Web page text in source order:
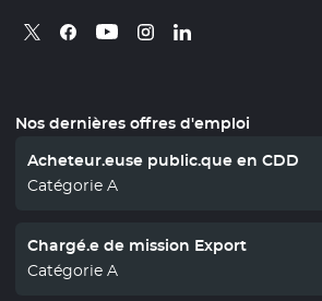
Retrouvez nous sur X
- Nouvelle fenêtre
Retrouvez nous sur Facebook
- Nouvelle fenêtre
Retrouvez nous sur Youtube
- Nouvelle fenêtre
Retrouvez nous sur
- Nouvelle fenêtre
Retrouvez nous sur
- Nouvelle fenêtre
Nos dernières offres d'emploi
Acheteur.euse public.que en CDD
Catégorie A
Chargé.e de mission Export
Catégorie A